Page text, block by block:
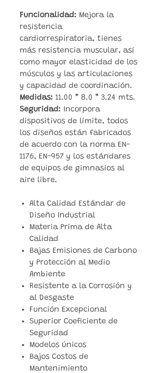
Funcionalidad: Mejora la
resistencia
cardiorrespiratoria, tienes
más resistencia muscular, así
como mayor elasticidad de los
músculos y las articulaciones
y capacidad de coordinación.
Medidas: 11.00 * 8.0 * 3.24 mts.
Seguridad:
Incorpora
dispositivos de límite, todos
los diseños están fabricados
de acuerdo con la norma EN-
1176, EN-957 y los estándares
de equipos de gimnasios al
aire libre.
Alta Calidad Estándar de
Diseño Industrial
Materia Prima de Alta
Calidad
Bajas Emisiones de Carbono
y Protección al Medio
Ambiente
Resistente a la Corrosión y
al Desgaste
Función Excepcional
Superior Coeficiente de
Seguridad
Modelos únicos
Bajos Costos de
Mantenimiento